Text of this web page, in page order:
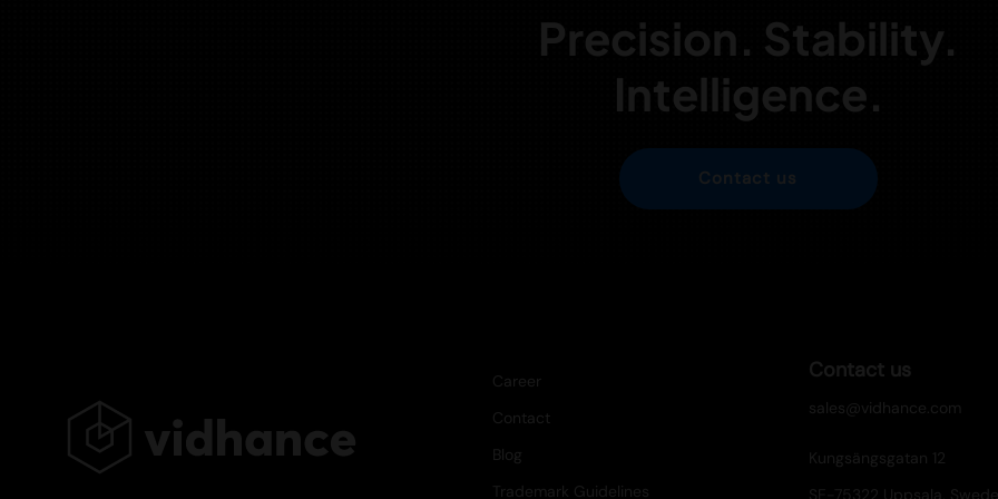
Precision. Stability.
Intelligence.
Contact us
Career
Contact
Blog
Trademark Guidelines
Contact us
sales@vidhance.com
Kungsängsgatan 12
SE-75322 Uppsala,